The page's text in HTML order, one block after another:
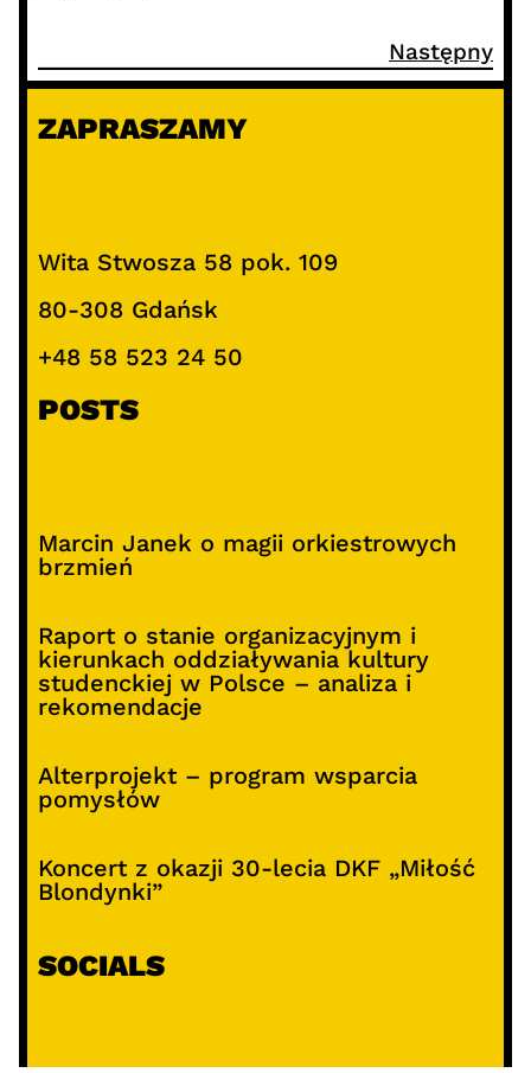
Następny
ZAPRASZAMY
Wita Stwosza 58 pok. 109
80-308 Gdańsk
+48 58 523 24 50
POSTS
Marcin Janek o magii orkiestrowych
brzmień
Raport o stanie organizacyjnym i
kierunkach oddziaływania kultury
studenckiej w Polsce – analiza i
rekomendacje
Alterprojekt – program wsparcia
pomysłów
Koncert z okazji 30-lecia DKF „Miłość
Blondynki”
SOCIALS